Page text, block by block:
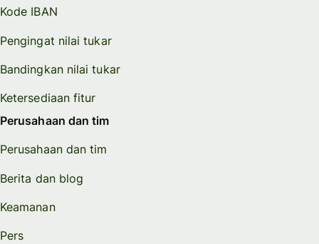
Kode IBAN
Pengingat nilai tukar
Bandingkan nilai tukar
Ketersediaan fitur
Perusahaan dan tim
Perusahaan dan tim
Berita dan blog
Keamanan
Pers